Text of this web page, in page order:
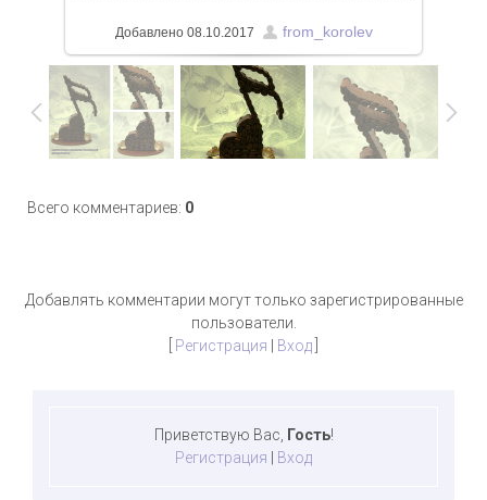
Добавлено08.10.2017 from_korolev
Всего комментариев: 0
Добавлять комментарии могут только зарегистрированные
пользователи.
Регистрация Вход
Приветствую Вас Гость!
Регистрация
Вход